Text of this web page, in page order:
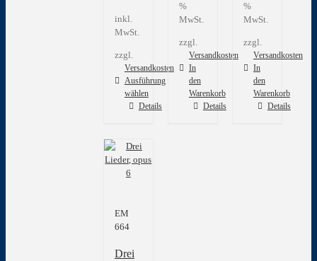
inkl.
MwSt.
zzgl.
Versandkosten
Ausführung
wählen
Dieses
mehrere
Varianten
auf.
können
auf
Produktseite
Details
%
MwSt.
zzgl.
Versandkosten
In
den
Warenkorb
Details
%
MwSt.
zzgl.
Versandkosten
In
den
Warenkorb
Details
EM
664
Drei